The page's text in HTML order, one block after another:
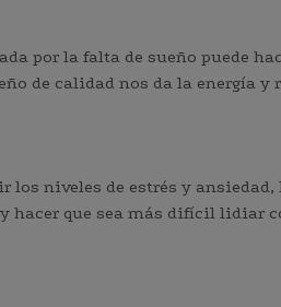
por la falta de sueño puede
de calidad nos da la energía y
niveles de estrés y ansiedad,
hacer que sea más difícil lidiar